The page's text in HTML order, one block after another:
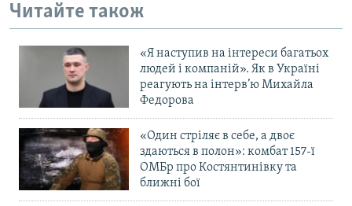
Читайте також
«Я наступив на інтереси багатьох
людей і компаній». Як в Україні
реагують на інтерв’ю Михайла
Федорова
«Один стріляє в себе, а двоє
здаються в полон»: комбат 157-ї
ОМБр про Костянтинівку та
ближні бої